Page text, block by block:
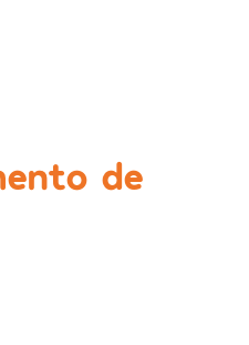
de